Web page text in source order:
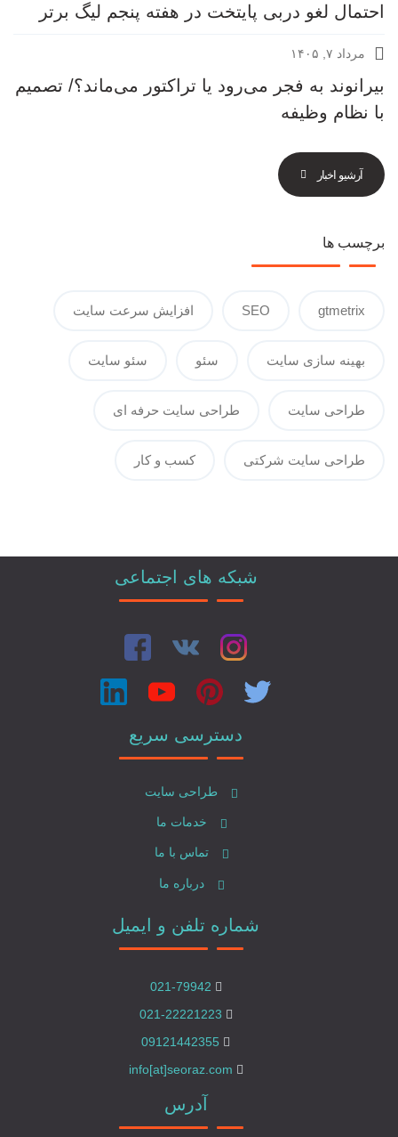
احتمال لغو دربی پایتخت در هفته پنجم لیگ برتر
مرداد ۷, ۱۴۰۵
بیرانوند به فجر می‌رود یا تراکتور می‌ماند؟/ تصمیم
با نظام وظیفه
آرشیو اخبار
برچسب ها
gtmetrix
SEO افزایش سرعت سایت
بهینه سازی سایت سئو سئو سایت
طراحی سایت طراحی سایت حرفه ای
طراحی سایت شرکتی کسب و کار
شبکه های اجتماعی
دسترسی سریع
طراحی سایت
خدمات ما
تماس با ما
درباره ما
شماره تلفن و ایمیل
021-79942
021-22221223
09121442355
info[at]seoraz.com
آدرس